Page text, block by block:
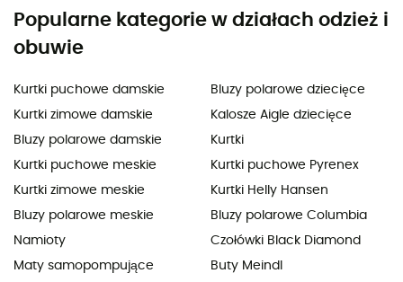
Popularne kategorie w działach odzież i
obuwie
Kurtki puchowe damskie
Kurtki zimowe damskie
Bluzy polarowe damskie
Kurtki puchowe meskie
Kurtki zimowe meskie
Bluzy polarowe meskie
Namioty
Maty samopompujące
Bluzy polarowe dziecięce
Kalosze Aigle dziecięce
Kurtki
Kurtki puchowe Pyrenex
Kurtki Helly Hansen
Bluzy polarowe Columbia
Czołówki Black Diamond
Buty Meindl